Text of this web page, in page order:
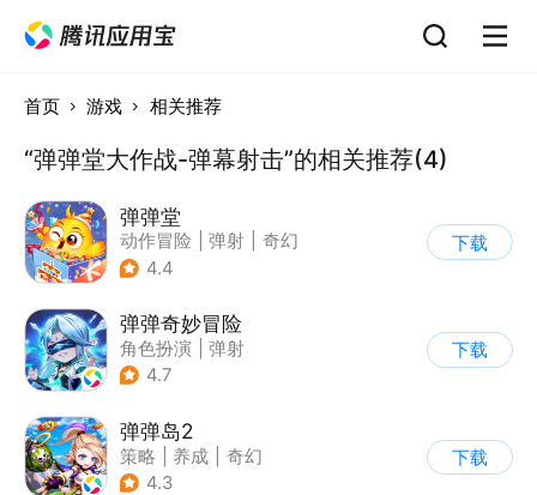
首页 游戏 相关推荐
“弹弹堂大作战-弹幕射击”的相关推荐(4)
弹弹堂
动作冒险 弹射
奇幻
| 5v5
4.4
下载
弹弹奇妙冒险
角色扮演
弹射
| 金科文化
4.7
下载
弹弹岛2
策略 养成
奇幻
| Q版
4.3
下载